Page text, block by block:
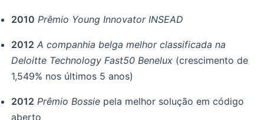
2010 Prêmio Young Innovator INSEAD
2012 A companhia belga melhor classificada na
Deloitte Technology Fast50 Benelux (crescimento de
1,549% nos últimos 5 anos)
2012 Prêmio Bossie pela melhor solução em código
aberto